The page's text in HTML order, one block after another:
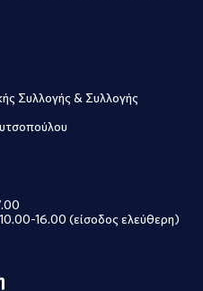
Συλλογής & Συλλογής
16.00 (είσοδος ελεύθερη)